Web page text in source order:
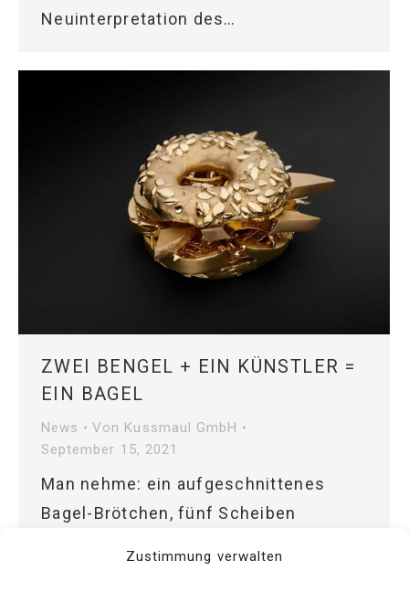
Zustimmung verwalten
Neuinterpretation des…
ZWEI BENGEL + EIN KÜNSTLER =
EIN BAGEL
News Von Kussmaul GmbH
September 15, 2021
Man nehme: ein aufgeschnittenes
Bagel-Brötchen, fünf Scheiben